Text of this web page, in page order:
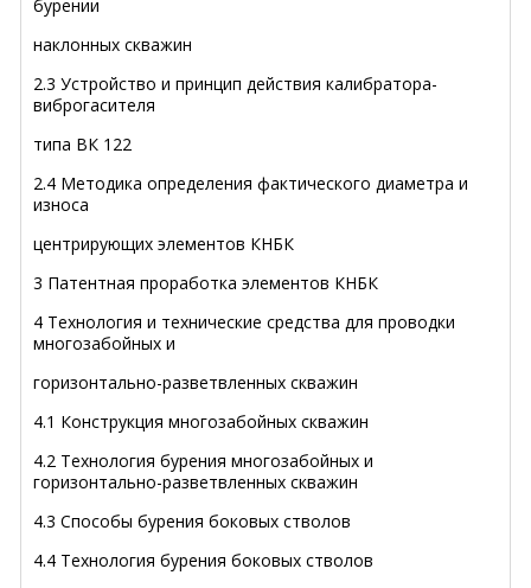
бурении
наклонных скважин
2.3 Устройство и принцип действия калибратора-
виброгасителя
типа ВК 122
2.4 Методика определения фактического диаметра и
износа
центрирующих элементов КНБК
3 Патентная проработка элементов КНБК
4 Технология и технические средства для проводки
многозабойных и
горизонтально-разветвленных скважин
4.1 Конструкция многозабойных скважин
4.2 Технология бурения многозабойных и
горизонтально-разветвленных скважин
4.3 Способы бурения боковых стволов
4.4 Технология бурения боковых стволов